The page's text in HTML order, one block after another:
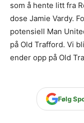
som å hente litt fra
dose Jamie Vardy.
potensiell Man
på Old Trafford. Vi
ender opp på Old
Følg